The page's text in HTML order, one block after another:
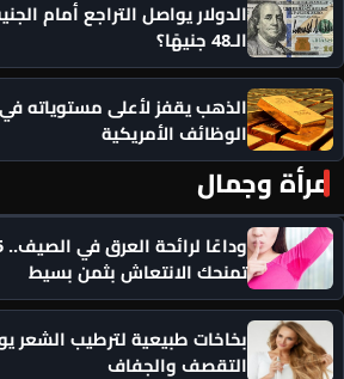
الدولار يواصل التراجع أمام
الـ48 جنيهًا؟
الذهب يقفز لأعلى مستوياته
الوظائف الأمريكية
مرأة وجمال
تمنحك الانتعاش بثمن بسيط
بخاخات طبيعية لترطيب الشعر
التقصف والجفاف